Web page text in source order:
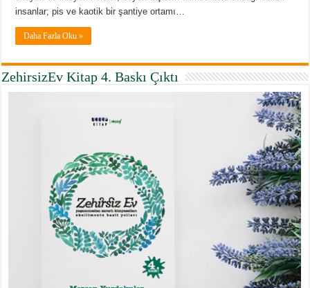
insanlar; pis ve kaotik bir şantiye ortamı…
Daha Fazla Oku »
ZehirsizEv Kitap 4. Baskı Çıktı